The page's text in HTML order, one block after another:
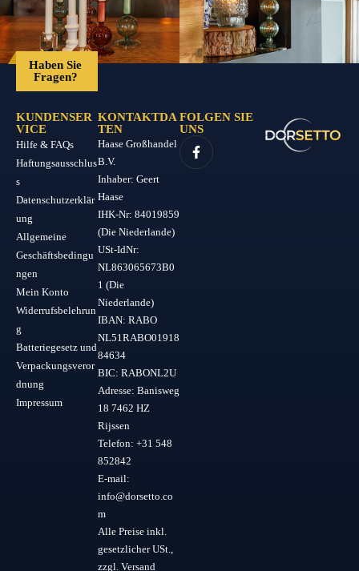
Haben Sie
Fragen?
KUNDENSER
VICE
Hilfe & FAQs
Haftungsausschlus
s
Datenschutzerklär
ung
Allgemeine
Geschäftsbedingu
ngen
Mein Konto
Widerrufsbelehrun
g
Batteriegesetz und
Verpackungsveror
dnung
Impressum
KONTAKTDA
TEN
Haase Großhandel
B.V.
Inhaber: Geert
Haase
IHK-Nr: 84019859
(Die Niederlande)
USt-IdNr:
NL863065673B0
1 (Die
Niederlande)
IBAN: RABO
NL51RABO01918
84634
BIC: RABONL2U
Adresse: Banisweg
18 7462 HZ
Rijssen
Telefon: +31 548
852842
E-mail:
info@dorsetto.co
m
Alle Preise inkl.
gesetzlicher USt.,
zzgl. Versand
FOLGEN SIE
UNS